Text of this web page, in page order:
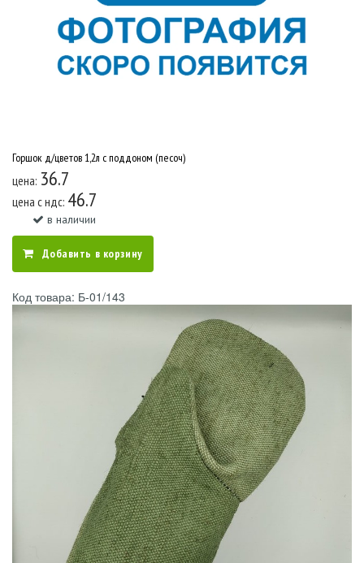
Горшок д/цветов 1,2л с поддоном (песоч)
цена: 36.7
цена c ндс: 46.7
в наличии
Добавить в корзину
Код товара: Б-01/143